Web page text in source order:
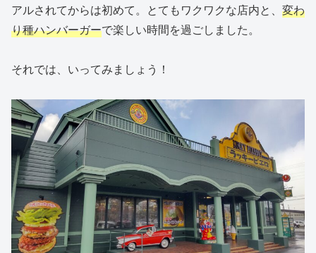
アルされてからは初めて。とてもワクワクな店内と、 変わ
り種ハンバーガーで楽しい時間を過ごしました。
それでは、いってみましょう！